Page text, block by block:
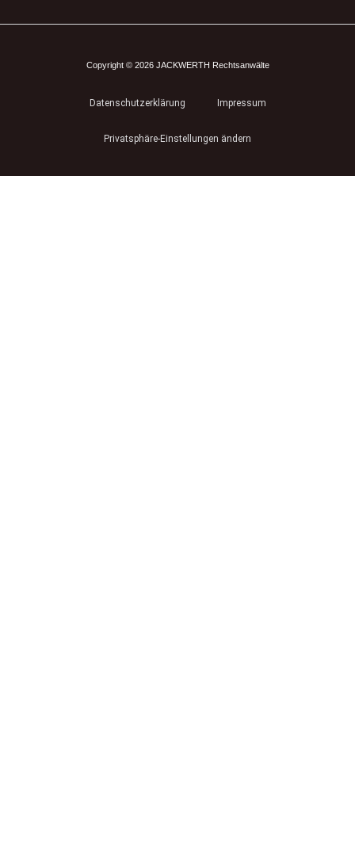
Copyright © 2026 JACKWERTH Rechtsanwälte
Datenschutzerklärung Impressum
Privatsphäre-Einstellungen ändern